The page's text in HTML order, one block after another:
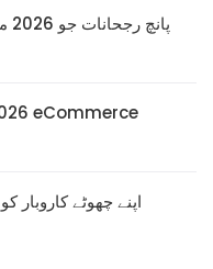
eCommerce
اپنے چھوٹے کاروبار